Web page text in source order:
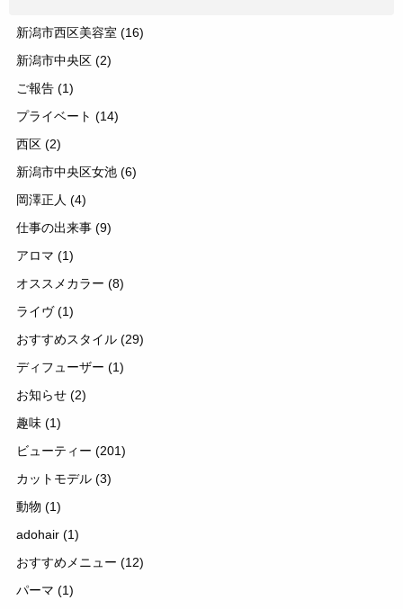
新潟市西区美容室 (16)
新潟市中央区 (2)
ご報告 (1)
プライベート (14)
西区 (2)
新潟市中央区女池 (6)
岡澤正人 (4)
仕事の出来事 (9)
アロマ (1)
オススメカラー (8)
ライヴ(1)
おすすめスタイル (29)
ディフューザー (1)
お知らせ (2)
趣味 (1)
ビューティー (201)
カットモデル (3)
動物 (1)
adohair (1)
おすすめメニュー (12)
パーマ (1)